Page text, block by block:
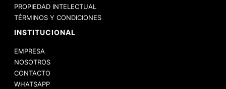
PROPIEDAD INTELECTUAL
TÉRMINOS Y CONDICIONES
INSTITUCIONAL
EMPRESA
NOSOTROS
CONTACTO
WHATSAPP